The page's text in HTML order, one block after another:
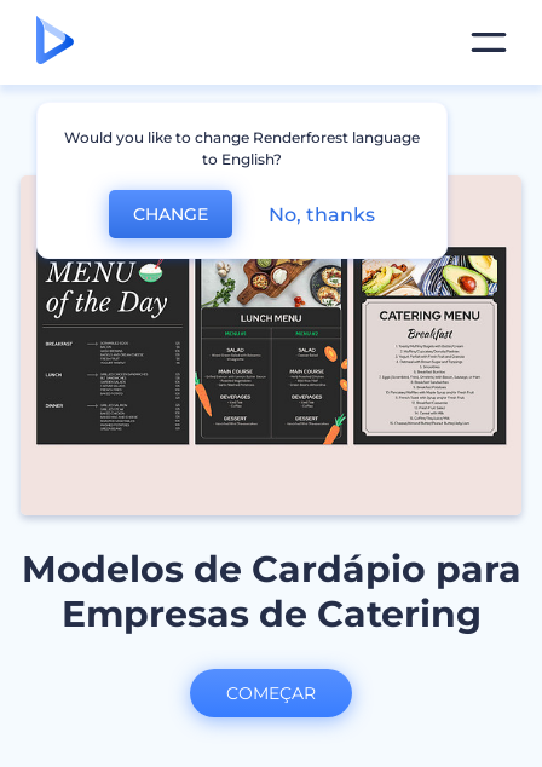
Modelos de Cardápio para
Empresas de Catering
COMEÇAR
Would you like to change Renderforest language
to English?
CHANGE No, thanks